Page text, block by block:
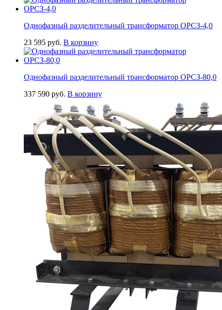
Однофазный разделительный трансформатор ОРСЗ-4,0
23 595 руб. В корзину
Однофазный разделительный трансформатор ОРСЗ-80,0
337 590 руб. В корзину